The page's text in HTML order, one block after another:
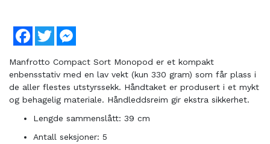
Facebook
Twitter
Manfrotto Compact Sort Monopod er et kompakt
enbensstativ med en lav vekt (kun 330 gram) som får plass i
de aller flestes utstyrssekk. Håndtaket er produsert i et mykt
og behagelig materiale. Håndleddsreim gir ekstra sikkerhet.
Lengde sammenslått: 39 cm
Antall seksjoner: 5